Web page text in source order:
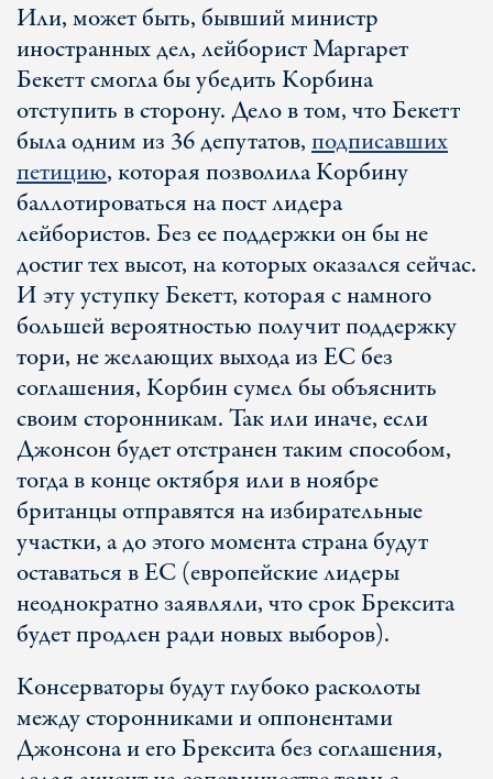
Или, может быть, бывший министр
иностранных дел, лейборист Маргарет
Бекетт смогла бы убедить Корбина
отступить в сторону. Дело в том, что Бекетт
была одним из 36 депутатов,подписавших
петицию, которая позволила Корбину
баллотироваться на пост лидера
лейбористов. Без ее поддержки он бы не
достиг тех высот, на которых оказался сейчас.
И эту уступку Бекетт, которая с намного
большей вероятностью получит поддержку
тори, не желающих выхода из ЕС без
соглашения, Корбин сумел бы объяснить
своим сторонникам. Так или иначе, если
Джонсон будет отстранен таким способом,
тогда в конце октября или в ноябре
британцы отправятся на избирательные
участки, а до этого момента страна будут
оставаться в ЕС (европейские лидеры
неоднократно заявляли, что срок Брексита
будет продлен ради новых выборов).
Консерваторы будут глубоко расколоты
между сторонниками и оппонентами
Джонсона и его Брексита без соглашения,